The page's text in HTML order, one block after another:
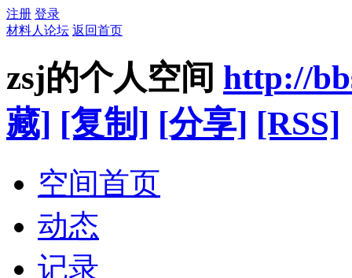
注册 登录
材料人论坛 返回首页
zsj的个人空间 http://
藏] [复制] [分享] [RSS]
空间首页
动态
记录